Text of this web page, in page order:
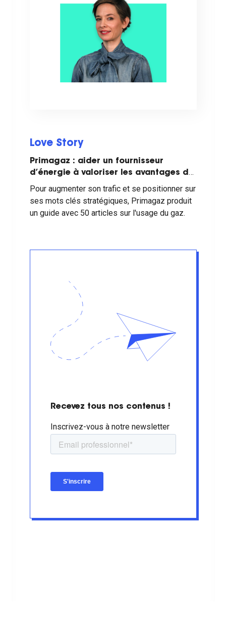
Love Story
Primagaz : aider un fournisseur
d’énergie à valoriser les avantages du
gaz
Pour augmenter son trafic et se positionner sur
ses mots clés stratégiques, Primagaz produit
un guide avec 50 articles sur l'usage du gaz.
Recevez tous nos contenus !
Inscrivez-vous à notre newsletter